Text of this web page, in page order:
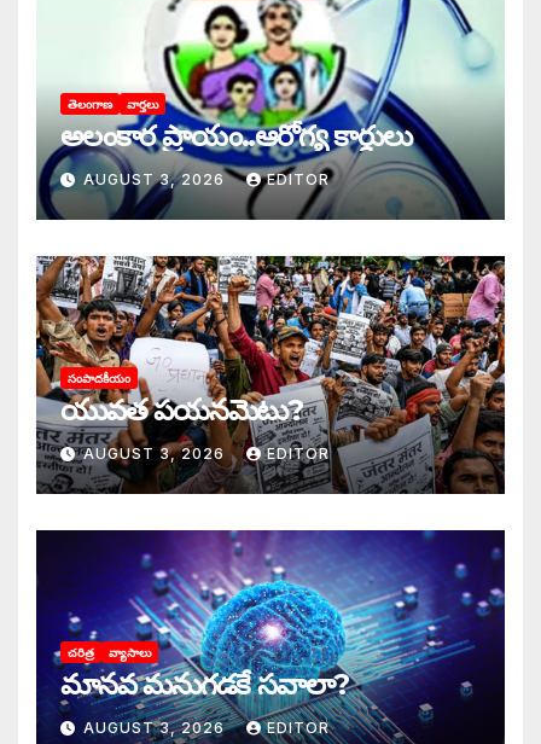
తెలంగాణ వార్తలు
అలంకార ప్రాయం..ఆరోగ్య కార్డులు
AUGUST 3, 2026 EDITOR
సంపాదకీయం
యువత పయనమెటు?
AUGUST 3, 2026 EDITOR
చరిత్ర వ్యాసాలు
మానవ మనుగడకే సవాలా?
AUGUST 3, 2026 EDITOR